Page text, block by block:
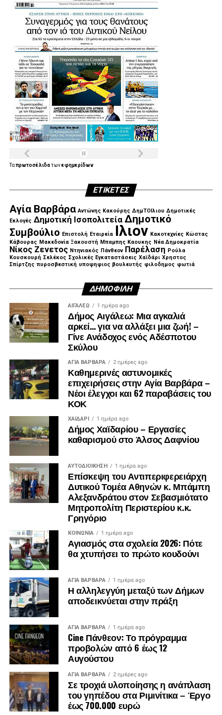
Ταπρωτοσέλιδατωνεφημερίδων
ΕΤΙΚΈΤΕΣ
Αγία Βαρβάρα Αντώνης Κακούρης ΔημΤΟΙλιου Δημοτικές
Εκλογές Δημοτική Ισοπολιτεία Δημοτικό
Συμβούλιο Επιστολή Εταιρεία Ιλιον Κακοτεχνίες Κώστας
Κάβουρας Μακεδονία Ξακουστή Μπαμπης Καουκης Νέα Δημοκρατία
Νίκος Ζενετος Ντηνιακός Πάνθεον Παρέλαση Ρούλα
Κουσκουρή Σελέκος Σχολικές Εγκαταστάσεις Χαϊδάρι Χρηστος
Σπίρτζης πυροσβεστική υποψηφιος βουλευτής φιλοδημος φωτιά
ΔΗΜΟΦΙΛΉ
ΑΙΓΑΛΕΩ 1 ημέρα ago
Δήμος Αιγάλεω: Μια αγκαλιά
αρκεί… για να αλλάξει μια ζωή! –
Γίνε Ανάδοχος ενός Αδέσποτου
Σκύλου
ΑΓΙΑ ΒΑΡΒΑΡΑ 2 ημέρες ago
Καθημερινές αστυνομικές
επιχειρήσεις στην Αγία Βαρβάρα –
Νέοι έλεγχοι και 62 παραβάσεις του
ΚΟΚ
ΧΑΪΔΑΡΙ 1 ημέρα ago
Δήμος Χαϊδαρίου – Εργασίες
καθαρισμού στο Άλσος Δαφνίου
ΑΥΤΟΔΙΟΊΚΗΣΗ 1 ημέρα ago
Επίσκεψη του Αντιπεριφερειάρχη
Δυτικού Τομέα Αθηνών κ. Μπάμπη
Αλεξανδράτου στον Σεβασμιότατο
Μητροπολίτη Περιστερίου κ.κ.
Γρηγόριο
ΚΟΙΝΩΝΊΑ 1 ημέρα ago
Αγιασμός στα σχολεία 2026: Πότε
θα χτυπήσει το πρώτο κουδούνι
ΑΓΙΑ ΒΑΡΒΑΡΑ 1 ημέρα ago
Η αλληλεγγύη μεταξύ των Δήμων
αποδεικνύεται στην πράξη
ΑΓΙΑ ΒΑΡΒΑΡΑ 1 ημέρα ago
Cine Πάνθεον: Το πρόγραμμα
προβολών από 6 έως 12
Αυγούστου
ΑΓΙΑ ΒΑΡΒΑΡΑ 2 ημέρες ago
Σε τροχιά υλοποίησης η ανάπλαση
του γηπέδου στα Ριμινίτικα – Έργο
έως 700.000 ευρώ